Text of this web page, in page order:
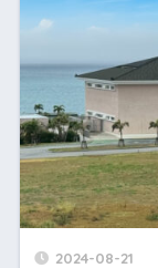
2024-08-21